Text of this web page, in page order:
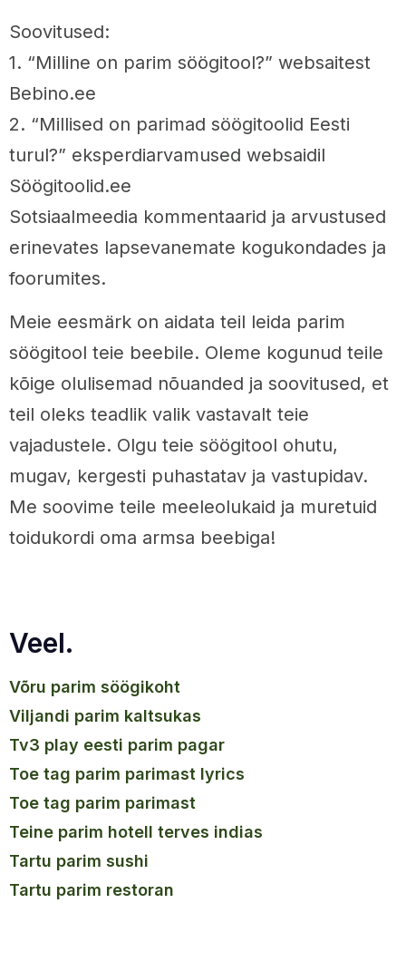
Soovitused:
1. “Milline on parim söögitool?” websaitest
Bebino.ee
2. “Millised on parimad söögitoolid Eesti
turul?” eksperdiarvamused websaidil
Söögitoolid.ee
Sotsiaalmeedia kommentaarid ja arvustused
erinevates lapsevanemate kogukondades ja
foorumites.
Meie eesmärk on aidata teil leida parim
söögitool teie beebile. Oleme kogunud teile
kõige olulisemad nõuanded ja soovitused, et
teil oleks teadlik valik vastavalt teie
vajadustele. Olgu teie söögitool ohutu,
mugav, kergesti puhastatav ja vastupidav.
Me soovime teile meeleolukaid ja muretuid
toidukordi oma armsa beebiga!
Veel.
võru parim söögikoht
viljandi parim kaltsukas
tv3 play eesti parim pagar
toe tag parim parimast lyrics
toe tag parim parimast
teine parim hotell terves indias
tartu parim sushi
tartu parim restoran